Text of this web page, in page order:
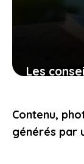
Les
vous
9 novembre
Contenu,
générés par